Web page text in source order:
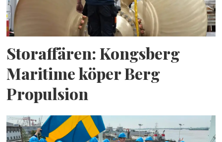
Storaffären: Kongsberg
Maritime köper Berg
Propulsion